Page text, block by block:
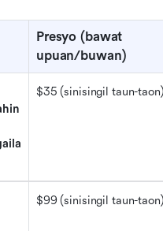
Presyo (bawat
upuan/buwan)
$35 (sinisingil taun-taon)
$99 (sinisingil taun-taon)